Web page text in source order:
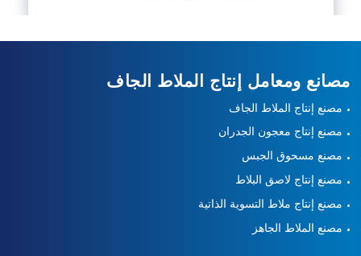
مصانع ومعامل إنتاج الملاط الجاف
مصنع إنتاج الملاط الجاف
مصنع إنتاج معجون الجدران
مصنع مسحوق الجبس
مصنع إنتاج لاصق البلاط
مصنع إنتاج ملاط التسوية الذاتية
مصنع الملاط الجاهز